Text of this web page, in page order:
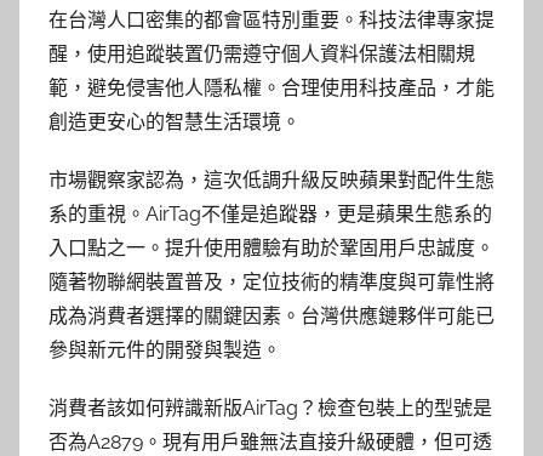
在台灣人口密集的都會區特別重要。科技法律專家提
醒，使用追蹤裝置仍需遵守個人資料保護法相關規
範，避免侵害他人隱私權。合理使用科技產品，才能
創造更安心的智慧生活環境。
市場觀察家認為，這次低調升級反映蘋果對配件生態
系的重視。AirTag不僅是追蹤器，更是蘋果生態系的
入口點之一。提升使用體驗有助於鞏固用戶忠誠度。
隨著物聯網裝置普及，定位技術的精準度與可靠性將
成為消費者選擇的關鍵因素。台灣供應鏈夥伴可能已
參與新元件的開發與製造。
消費者該如何辨識新版AirTag？檢查包裝上的型號是
否為A2879。現有用戶雖無法直接升級硬體，但可透